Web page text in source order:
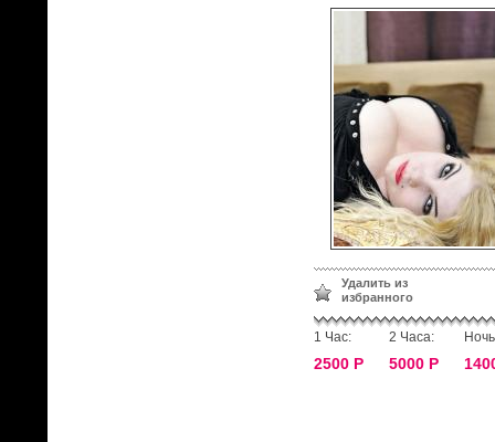
Удалить из
избранного
1 Час:
2500 Р
2 Часа:
5000 Р